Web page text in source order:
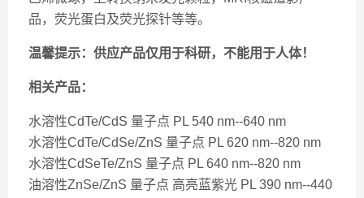
品，荧光蛋白及荧光探针等等。
温馨提示：供应产品仅用于科研，不能用于人体！
相关产品：
水溶性CdTe/CdS 量子点 PL 540 nm--640 nm
水溶性CdTe/CdSe/ZnS 量子点 PL 620 nm--820 nm
水溶性CdSeTe/ZnS 量子点 PL 640 nm--820 nm
油溶性ZnSe/ZnS 量子点 高亮蓝紫光 PL 390 nm--440